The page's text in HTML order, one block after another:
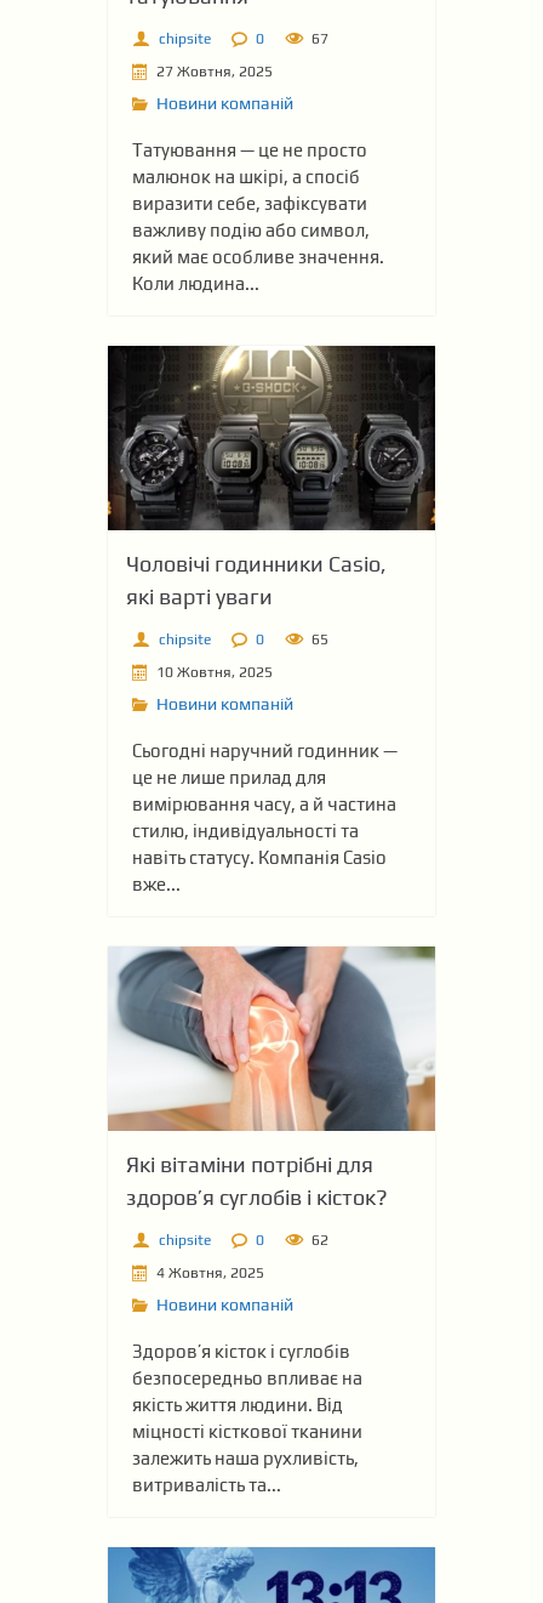
chipsite 0
67
27 Жовтня, 2025
Новини компаній
Татуювання — це не просто
малюнок на шкірі, а спосіб
виразити себе, зафіксувати
важливу подію або символ,
який має особливе значення.
Коли людина...
Чоловічі годинники Casio,
які варті уваги
chipsite 0
65
10 Жовтня, 2025
Новини компаній
Сьогодні наручний годинник —
це не лише прилад для
вимірювання часу, а й частина
стилю, індивідуальності та
навіть статусу. Компанія Casio
вже...
Які вітаміни потрібні для
здоров’я суглобів і кісток?
chipsite 0
62
4 Жовтня, 2025
Новини компаній
Здоров’я кісток і суглобів
безпосередньо впливає на
якість життя людини. Від
міцності кісткової тканини
залежить наша рухливість,
витривалість та...